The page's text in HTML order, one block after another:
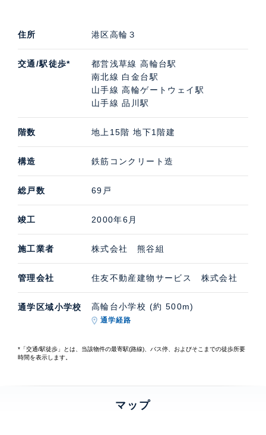
住所 港区高輪３
交通/駅徒歩*
都営浅草線 高輪台駅
南北線 白金台駅
山手線 高輪ゲートウェイ駅
山手線 品川駅
階数 地上15階 地下1階建
構造 鉄筋コンクリート造
総戸数 69戸
竣工 2000年6月
施工業者 株式会社 熊谷組
管理会社 住友不動産建物サービス 株式会社
通学区域小学校 高輪台小学校 (約 500m)
通学経路
*「交通/駅徒歩」とは、当該物件の最寄駅(路線)、バス停、およびそこまでの徒歩所要
時間を表示します。
マップ